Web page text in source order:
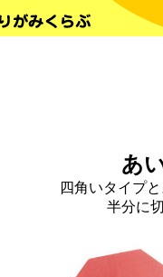
あ
四角いタイプ
半分に